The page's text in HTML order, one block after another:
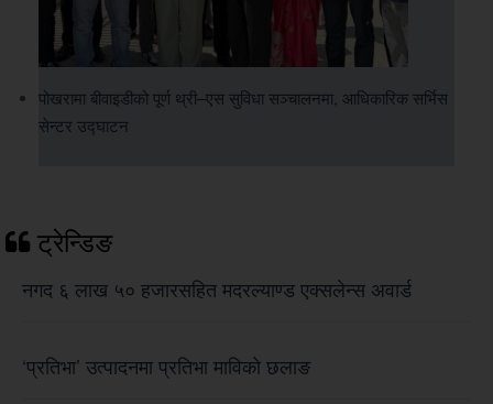
पोखरामा बीवाइडीको पूर्ण थ्री–एस सुविधा सञ्चालनमा, आधिकारिक सर्भिस
सेन्टर उद्घाटन
ट्रेन्डिङ
नगद ६ लाख ५० हजारसहित मदरल्याण्ड एक्सलेन्स अवार्ड
‘प्रतिभा’ उत्पादनमा प्रतिभा माविको छलाङ